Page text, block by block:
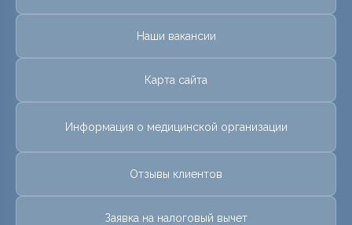
Наши вакансии
Карта сайта
Информация о медицинской организации
Отзывы клиентов
Заявка на налоговый вычет